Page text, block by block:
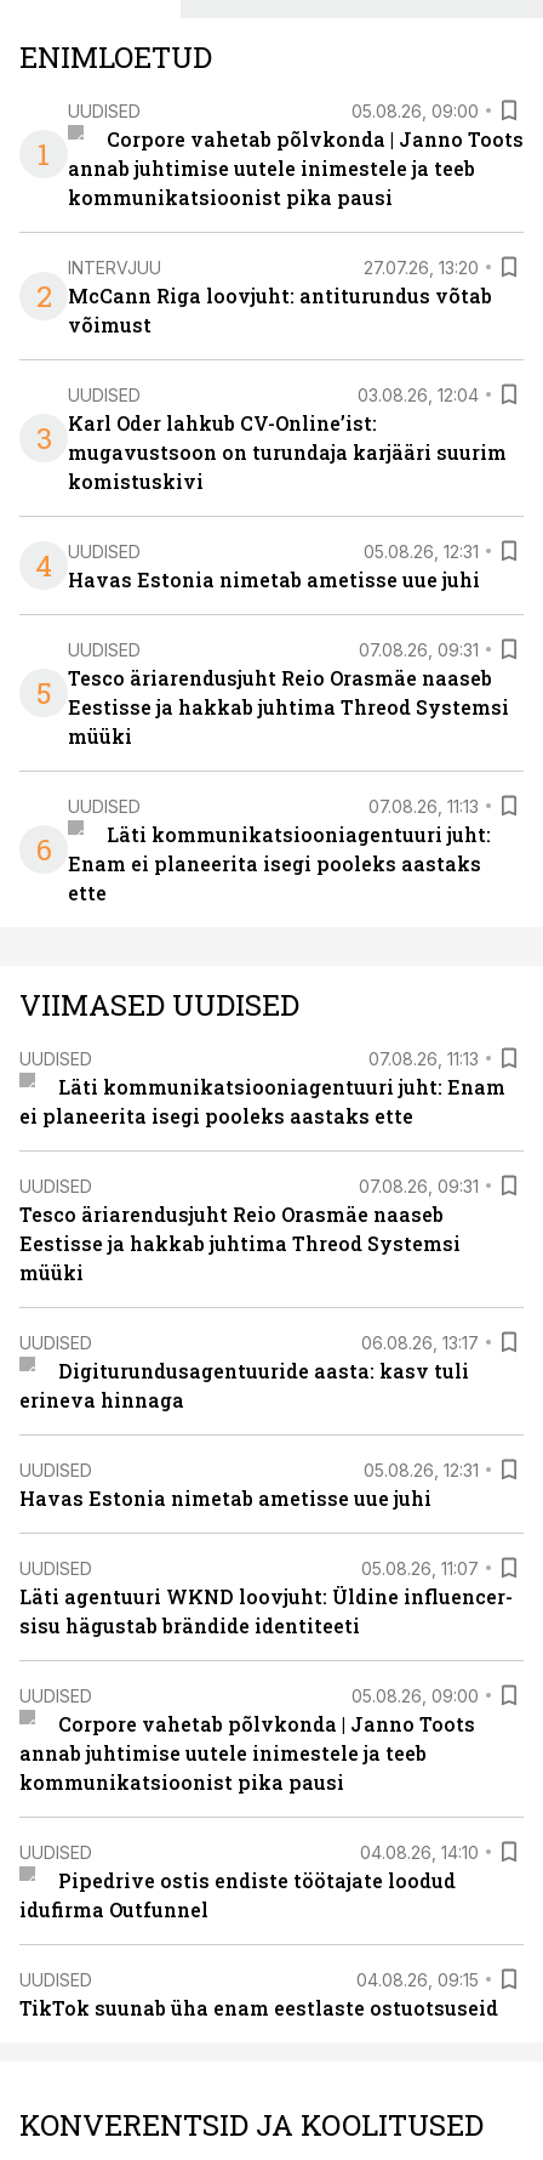
ENIMLOETUD
1
UUDISED 05.08.26, 09:00
Corpore vahetab põlvkonda | Janno Toots
annab juhtimise uutele inimestele ja teeb
kommunikatsioonist pika pausi
2
INTERVJUU 27.07.26, 13:20
McCann Riga loovjuht: antiturundus võtab
võimust
3
UUDISED 03.08.26, 12:04
Karl Oder lahkub CV-Online’ist:
mugavustsoon on turundaja karjääri suurim
komistuskivi
4 UUDISED 05.08.26, 12:31
Havas Estonia nimetab ametisse uue juhi
5
UUDISED 07.08.26, 09:31
Tesco äriarendusjuht Reio Orasmäe naaseb
Eestisse ja hakkab juhtima Threod Systemsi
müüki
6
UUDISED 07.08.26, 11:13
Läti kommunikatsiooniagentuuri juht:
Enam ei planeerita isegi pooleks aastaks
ette
VIIMASED UUDISED
UUDISED 07.08.26, 11:13
Läti kommunikatsiooniagentuuri juht: Enam
ei planeerita isegi pooleks aastaks ette
UUDISED 07.08.26, 09:31
Tesco äriarendusjuht Reio Orasmäe naaseb
Eestisse ja hakkab juhtima Threod Systemsi
müüki
UUDISED 06.08.26, 13:17
Digiturundusagentuuride aasta: kasv tuli
erineva hinnaga
UUDISED 05.08.26, 12:31
Havas Estonia nimetab ametisse uue juhi
UUDISED 05.08.26, 11:07
Läti agentuuri WKND loovjuht: Üldine influencer-
sisu hägustab brändide identiteeti
UUDISED 05.08.26, 09:00
Corpore vahetab põlvkonda | Janno Toots
annab juhtimise uutele inimestele ja teeb
kommunikatsioonist pika pausi
UUDISED 04.08.26, 14:10
Pipedrive ostis endiste töötajate loodud
idufirma Outfunnel
UUDISED 04.08.26, 09:15
TikTok suunab üha enam eestlaste ostuotsuseid
KONVERENTSID JA KOOLITUSED